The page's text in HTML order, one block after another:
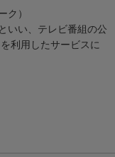
ク）
いい、テレビ番組の公
利用したサービスに